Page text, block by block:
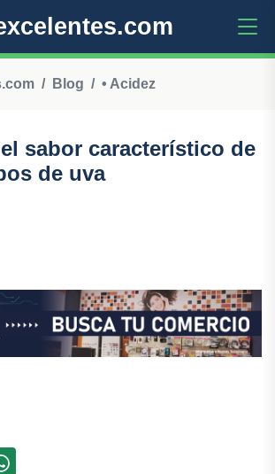
Blog • Acidez
sabor característico de
de uva